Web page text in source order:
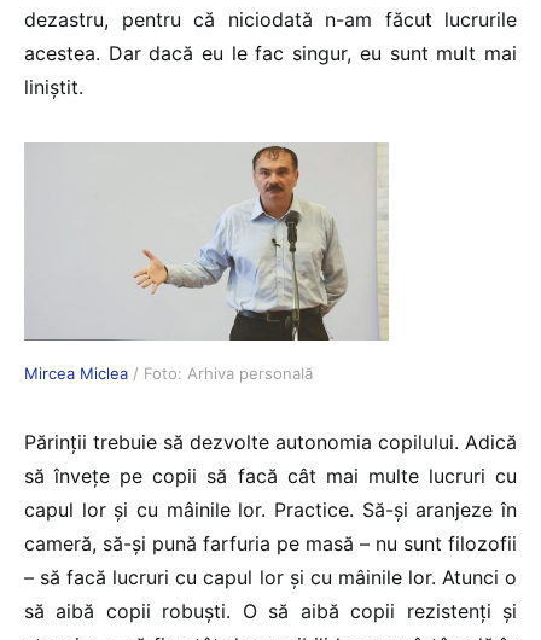
dezastru, pentru că niciodată n-am făcut lucrurile
acestea. Dar dacă eu le fac singur, eu sunt mult mai
liniștit.
Mircea Miclea / Foto: Arhiva personală
Părinții trebuie să dezvolte autonomia copilului. Adică
să învețe pe copii să facă cât mai multe lucruri cu
capul lor și cu mâinile lor. Practice. Să-și aranjeze în
cameră, să-și pună farfuria pe masă – nu sunt filozofii
– să facă lucruri cu capul lor și cu mâinile lor. Atunci o
să aibă copii robuști. O să aibă copii rezistenți și